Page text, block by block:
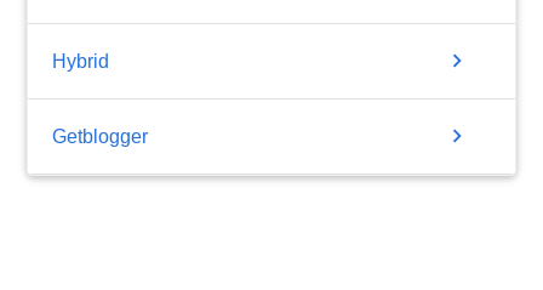
Hybrid chevron_right
Getblogger chevron_right